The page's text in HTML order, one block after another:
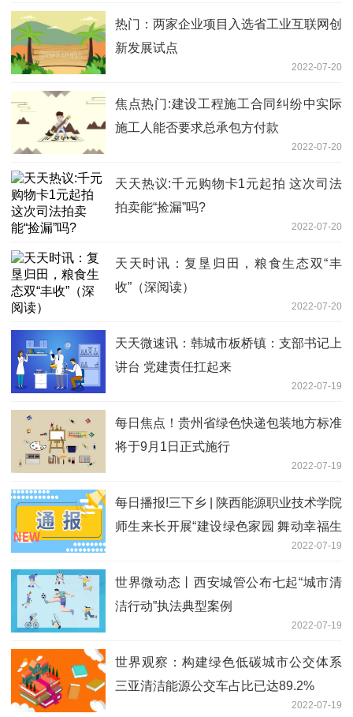
热门：两家企业项目入选省工业互联网创
新发展试点
2022-07-20
焦点热门:建设工程施工合同纠纷中实际
施工人能否要求总承包方付款
2022-07-20
天天热议:千元购物卡1元起拍 这次司法
拍卖能“捡漏”吗?
2022-07-20
天天时讯：复垦归田，粮食生态双“丰
收”（深阅读）
2022-07-20
天天微速讯：韩城市板桥镇：支部书记上
讲台 党建责任扛起来
2022-07-19
每日焦点！贵州省绿色快递包装地方标准
将于9月1日正式施行
2022-07-19
每日播报!三下乡 | 陕西能源职业技术学院
师生来长开展“建设绿色家园 舞动幸福生
2022-07-19
世界微动态丨西安城管公布七起“城市清
洁行动”执法典型案例
2022-07-19
世界观察：构建绿色低碳城市公交体系
三亚清洁能源公交车占比已达89.2%
2022-07-19